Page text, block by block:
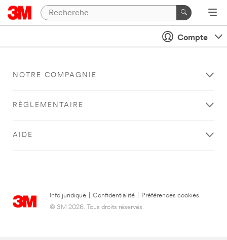
Compte
NOTRE COMPAGNIE
RÈGLEMENTAIRE
AIDE
Info juridique Confidentialité
Préférences cookies
© 3M 2026. Tous droits réservés.